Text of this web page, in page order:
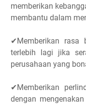
memberikan
membantu dalam
✔Memberikan rasa
terlebih lagi jika
perusahaan yang
✔Memberikan
dengan